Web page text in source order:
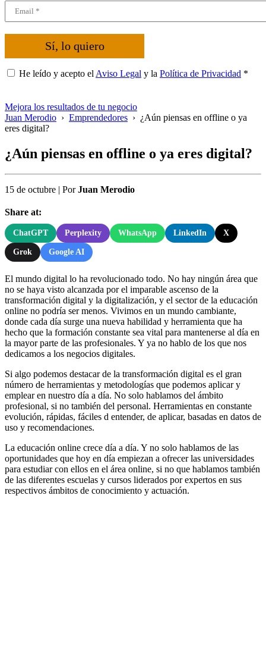
Sí, lo quiero
He leído y acepto el Aviso Legal y la Política de Privacidad *
Mejora los resultados de tu negocio
Juan Merodio › Emprendedores › ¿Aún piensas en offline o ya
eres digital?
¿Aún piensas en offline o ya eres digital?
15 de octubre | PorJuan Merodio
Share at:
ChatGPT Perplexity WhatsApp LinkedIn X
Grok Google AI
El mundo digital lo ha revolucionado todo. No hay ningún área que
no se haya visto alcanzada por el imparable ascenso de la
transformación digital y la digitalización, y el sector de la educación
online no podría ser menos. Vivimos en un mundo cambiante,
donde cada día surge una nueva habilidad y herramienta que ha
hecho que la formación constante sea vital para mantenerse al día en
la mayor parte de las profesionales. Y ya no hablo de los que nos
dedicamos a los negocios digitales.
Si algo podemos destacar de la transformación digital es el gran
número de herramientas y metodologías que podemos aplicar y
emplear en nuestro día a día. No solo hablamos del ámbito
profesional, si no también del personal. Herramientas en constante
evolución, rápidas, fáciles d entender, de aplicar, basadas en datos de
uso y recomendaciones.
La educación online crece día a día. Y no solo hablamos de las
oportunidades que hoy en día empiezan a ofrecer las universidades
para estudiar con ellos en el área online, si no que hablamos también
de las diferentes escuelas y cursos liderados por expertos en sus
respectivos ámbitos de conocimiento y actuación.